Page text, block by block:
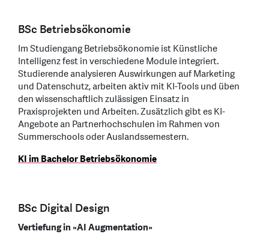
BSc Betriebsökonomie
Im Studiengang Betriebsökonomie ist Künstliche
Intelligenz fest in verschiedene Module integriert.
Studierende analysieren Auswirkungen auf Marketing
und Datenschutz, arbeiten aktiv mit KI-Tools und üben
den wissenschaftlich zulässigen Einsatz in
Praxisprojekten und Arbeiten. Zusätzlich gibt es KI-
Angebote an Partnerhochschulen im Rahmen von
Summerschools oder Auslandssemestern.
KI im Bachelor Betriebsökonomie
BSc Digital Design
Vertiefung in «AI Augmentation»